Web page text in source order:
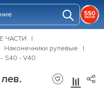
ЧАСТИ
Наконечники рулевые
S40 - V40